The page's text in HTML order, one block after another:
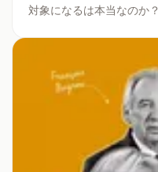
対象になるは本当なのか